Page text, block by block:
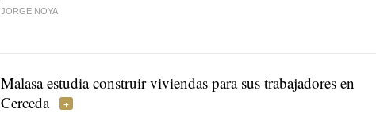
JORGE NOYA
Malasa estudia construir viviendas para sus trabajadores en
Cerceda